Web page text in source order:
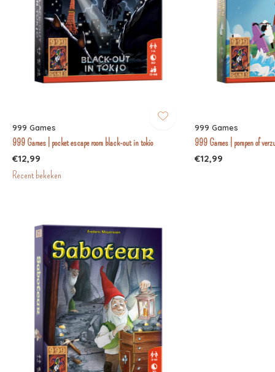
999 Games
999 Games | pocket escape room black-out in tokio
€12,99
999 Games
999 Games | pompen of
€12,99
Recent bekeken